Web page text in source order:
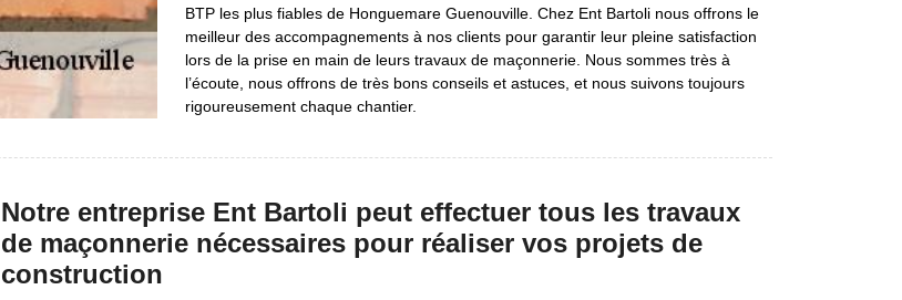
BTP les plus fiables de Honguemare Guenouville. Chez Ent Bartoli nous offrons le
meilleur des accompagnements à nos clients pour garantir leur pleine satisfaction
lors de la prise en main de leurs travaux de maçonnerie. Nous sommes très à
l’écoute, nous offrons de très bons conseils et astuces, et nous suivons toujours
rigoureusement chaque chantier.
Notre entreprise Ent Bartoli peut effectuer tous les travaux
de maçonnerie nécessaires pour réaliser vos projets de
construction